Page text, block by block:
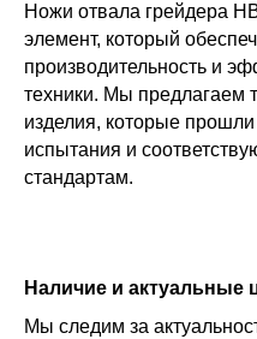
Ножи отвала грейдера
элемент, который
производительность и
техники. Мы предлагаем
изделия, которые
испытания и
стандартам.
Наличие и актуальные
Мы следим за